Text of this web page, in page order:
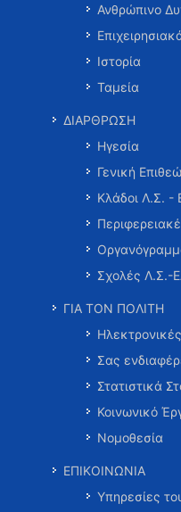
Ανθρώπινο
Ιστορία
Ταμεία
ΔΙΑΡΘΡΩΣΗ
Ηγεσία
Γενική
Κλάδοι Λ.Σ. -
Σχολές Λ.Σ.-
ΓΙΑ ΤΟΝ ΠΟΛΙΤΗ
Σας
Στατιστικά
Κοινωνικό
Νομοθεσία
ΕΠΙΚΟΙΝΩΝΙΑ
Υπηρεσίες